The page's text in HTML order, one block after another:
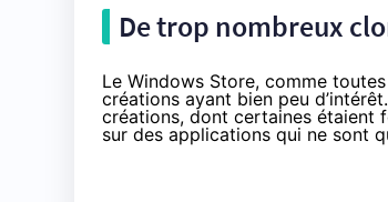
De trop nombreux
Le Windows Store, comme
créations ayant bien peu
créations, dont certaines étaient
sur des applications qui ne sont